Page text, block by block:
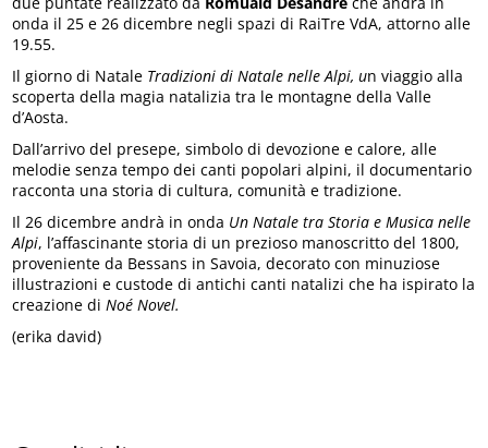
onda il 25 e 26 dicembre negli spazi di RaiTre VdA, attorno alle
19.55.
Il giorno di Natale Tradizioni di Natale nelle Alpi, un viaggio alla
scoperta della magia natalizia tra le montagne della Valle
d’Aosta.
Dall’arrivo del presepe, simbolo di devozione e calore, alle
melodie senza tempo dei canti popolari alpini, il documentario
racconta una storia di cultura, comunità e tradizione.
Il 26 dicembre andrà in onda Un Natale tra Storia e Musica nelle
Alpi, l’affascinante storia di un prezioso manoscritto del 1800,
proveniente da Bessans in Savoia, decorato con minuziose
illustrazioni e custode di antichi canti natalizi che ha ispirato la
creazione di Noé Novel.
(erika david)